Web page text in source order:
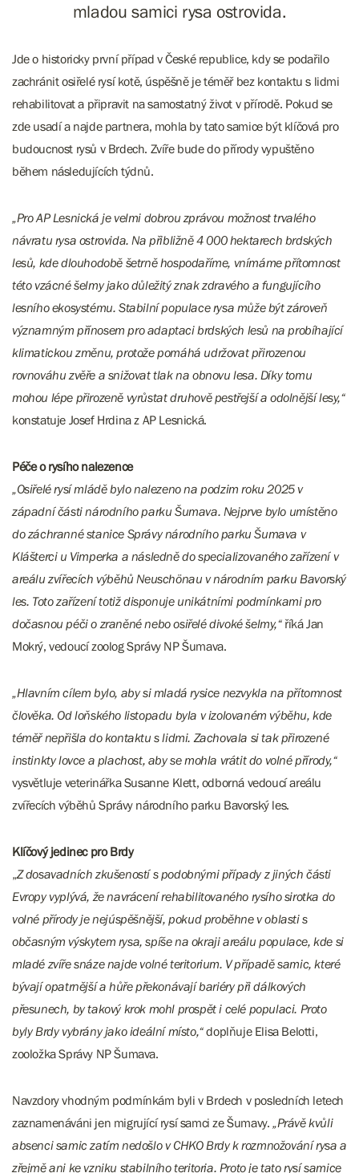
mladou samici rysa ostrovida.
Jde o historicky první případ v České republice, kdy se podařilo
zachránit osiřelé rysí kotě, úspěšně je téměř bez kontaktu s lidmi
rehabilitovat a připravit na samostatný život v přírodě. Pokud se
zde usadí a najde partnera, mohla by tato samice být klíčová pro
budoucnost rysů v Brdech. Zvíře bude do přírody vypuštěno
během následujících týdnů.
„Pro AP Lesnická je velmi dobrou zprávou možnost trvalého
návratu rysa ostrovida. Na přibližně 4 000 hektarech brdských
lesů, kde dlouhodobě šetrně hospodaříme, vnímáme přítomnost
této vzácné šelmy jako důležitý znak zdravého a fungujícího
lesního ekosystému. Stabilní populace rysa může být zároveň
významným přínosem pro adaptaci brdských lesů na probíhající
klimatickou změnu, protože pomáhá udržovat přirozenou
rovnováhu zvěře a snižovat tlak na obnovu lesa. Díky tomu
mohou lépe přirozeně vyrůstat druhově pestřejší a odolnější lesy,“
konstatuje Josef Hrdina z AP Lesnická.
Péče o rysího nalezence
„Osiřelé rysí mládě bylo nalezeno na podzim roku 2025 v
západní části národního parku Šumava. Nejprve bylo umístěno
do záchranné stanice Správy národního parku Šumava v
Klášterci u Vimperka a následně do specializovaného zařízení v
areálu zvířecích výběhů Neuschönau v národním parku Bavorský
les. Toto zařízení totiž disponuje unikátními podmínkami pro
dočasnou péči o zraněné nebo osiřelé divoké šelmy,“říká Jan
Mokrý, vedoucí zoolog Správy NP Šumava.
„Hlavním cílem bylo, aby si mladá rysice nezvykla na přítomnost
člověka. Od loňského listopadu byla v izolovaném výběhu, kde
téměř nepřišla do kontaktu s lidmi. Zachovala si tak přirozené
instinkty lovce a plachost, aby se mohla vrátit do volné přírody,“
vysvětluje veterinářka Susanne Klett, odborná vedoucí areálu
zvířecích výběhů Správy národního parku Bavorský les.
Klíčový jedinec pro Brdy
„Z dosavadních zkušeností s podobnými případy z jiných části
Evropy vyplývá, že navrácení rehabilitovaného rysího sirotka do
volné přírody je nejúspěšnější, pokud proběhne v oblasti s
občasným výskytem rysa, spíše na okraji areálu populace, kde si
mladé zvíře snáze najde volné teritorium. V případě samic, které
bývají opatrnější a hůře překonávají bariéry při dálkových
přesunech, by takový krok mohl prospět i celé populaci. Proto
byly Brdy vybrány jako ideální místo,“doplňuje Elisa Belotti,
zooložka Správy NP Šumava.
Navzdory vhodným podmínkám byli v Brdech v posledních letech
zaznamenáváni jen migrující rysí samci ze Šumavy.„Právě kvůli
absenci samic zatím nedošlo v CHKO Brdy k rozmnožování rysa a
zřejmě ani ke vzniku stabilního teritoria. Proto je tato rysí samice